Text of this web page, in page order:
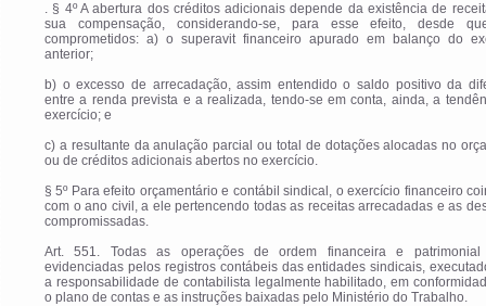
. § 4º A abertura dos créditos adicionais depende da existência de
sua compensação, considerando-se, para esse efeito, desde
comprometidos: a) o superavit financeiro apurado em balanço do
anterior;
b) o excesso de arrecadação, assim entendido o saldo positivo da
entre a renda prevista e a realizada, tendo-se em conta, ainda, a
exercício; e
c) a resultante da anulação parcial ou total de dotações alocadas no
ou de créditos adicionais abertos no exercício.
§ 5º Para efeito orçamentário e contábil sindical, o exercício financeiro
com o ano civil, a ele pertencendo todas as receitas arrecadadas e as
compromissadas.
Art. 551. Todas as operações de ordem financeira e patrimonial
evidenciadas pelos registros contábeis das entidades sindicais,
a responsabilidade de contabilista legalmente habilitado, em
o plano de contas e as instruções baixadas pelo Ministério do Trabalho.